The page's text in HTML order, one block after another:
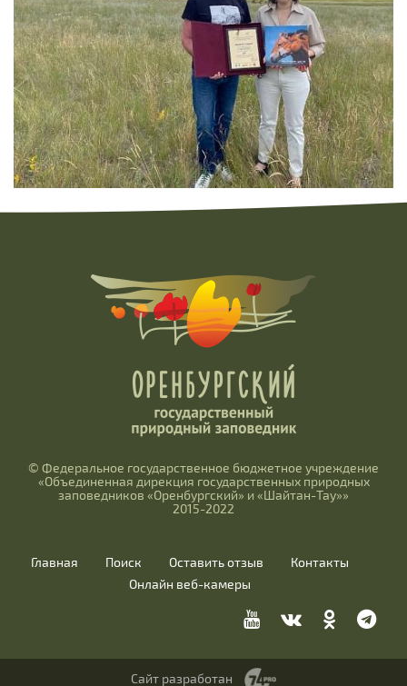
© Федеральное государственное бюджетное учреждение
«Объединенная дирекция государственных природных
заповедников «Оренбургский» и «Шайтан-Тау»»
2015-2022
Главная Поиск Оставить отзыв
Контакты
Онлайн веб-камеры
Сайт разработан